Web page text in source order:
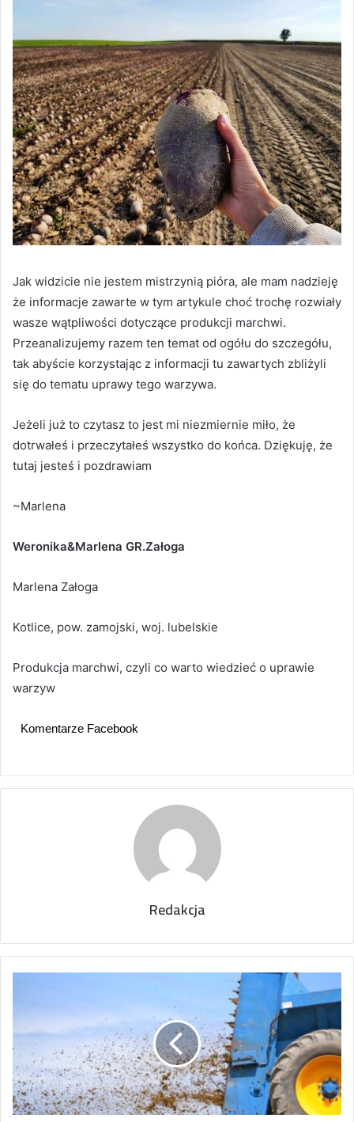
Jak widzicie nie jestem mistrzynią pióra, ale mam nadzieję
że informacje zawarte w tym artykule choć trochę rozwiały
wasze wątpliwości dotyczące produkcji marchwi.
Przeanalizujemy razem ten temat od ogółu do szczegółu,
tak abyście korzystając z informacji tu zawartych zbliżyli
się do tematu uprawy tego warzywa.
Jeżeli już to czytasz to jest mi niezmiernie miło, że
dotrwałeś i przeczytałeś wszystko do końca. Dziękuję, że
tutaj jesteś i pozdrawiam
~Marlena
Weronika&Marlena GR.Załoga
Marlena Załoga
Kotlice, pow. zamojski, woj. lubelskie
Produkcja marchwi, czyli co warto wiedzieć o uprawie
warzyw
Komentarze Facebook
Redakcja